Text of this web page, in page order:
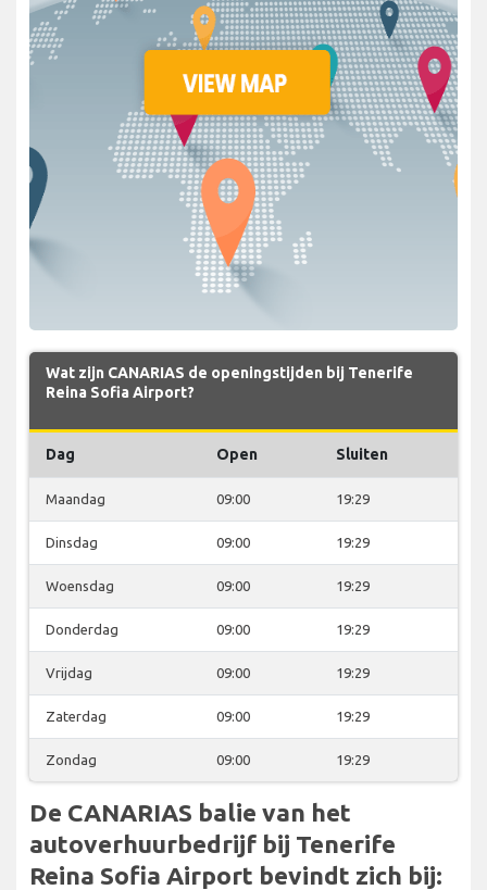
Wat zijn CANARIAS de openingstijden bij Tenerife
Reina Sofia Airport?
Dag Open Sluiten
Maandag 09:00 19:29
Dinsdag 09:00 19:29
Woensdag 09:00 19:29
Donderdag 09:00 19:29
Vrijdag 09:00 19:29
Zaterdag 09:00 19:29
Zondag 09:00 19:29
De CANARIAS balie van het
autoverhuurbedrijf bij Tenerife
Reina Sofia Airport bevindt zich bij: